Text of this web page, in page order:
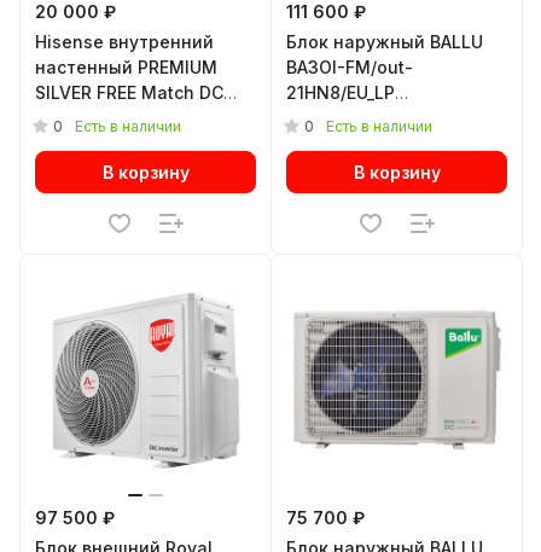
20 000 ₽
Hisense внутренний
настенный PREMIUM
SILVER FREE Match DC
Inverter R32 AMS-
0 Есть в наличии
В корзину
111 600 ₽
Блок наружный BALLU
BA3OI-FM/out-
21HN8/EU_LP
инверторной мульти
0 Есть в наличии
В корзину
97 500 ₽
Блок внешний Royal
75 700 ₽
Блок наружный BALLU